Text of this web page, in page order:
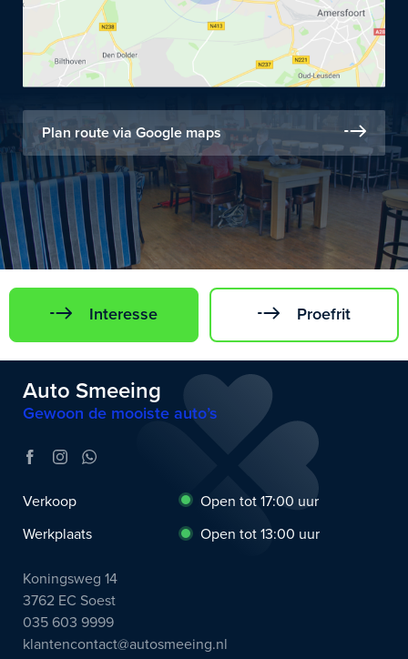
Plan route via Google maps
Interesse Proefrit
Auto Smeeing
Gewoon de mooiste auto’s
Verkoop
Open tot 17:00 uur
Werkplaats
Open tot 13:00 uur
Koningsweg 14
3762 EC Soest
035 603 9999
klantencontact@autosmeeing.nl